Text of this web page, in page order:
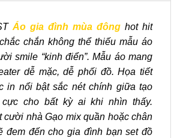
Áo gia đình mùa đông hot hit
chắn không thể thiếu mẫu áo
smile “kinh điển”. Mẫu áo mang
dễ mặc, dễ phối đồ. Họa tiết
in nổi bật sắc nét chính giữa tạo
cho bất kỳ ai khi nhìn thấy.
cười nhà Gạo mix quần hoặc chân
đem đến cho gia đình bạn set đồ